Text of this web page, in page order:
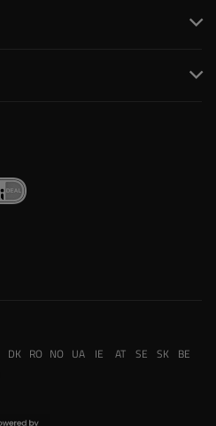
DK RO NO UA IE AT SE SK BE